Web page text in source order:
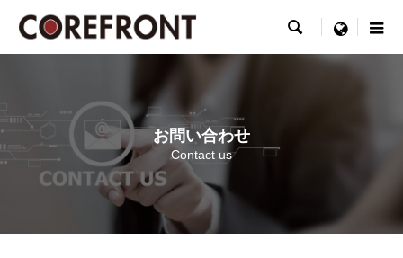
 menu
お問い合わせ
Contact us